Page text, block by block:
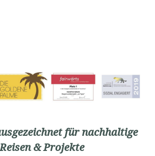
für nachhaltige
Reisen & Projekte